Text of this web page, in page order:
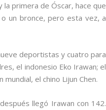
primera de Óscar, hace que
un bronce, pero esta vez, a
deportistas y cuatro para
el indonesio Eko Irawan; el
el chino Lijun Chen.
llegó Irawan con 142.